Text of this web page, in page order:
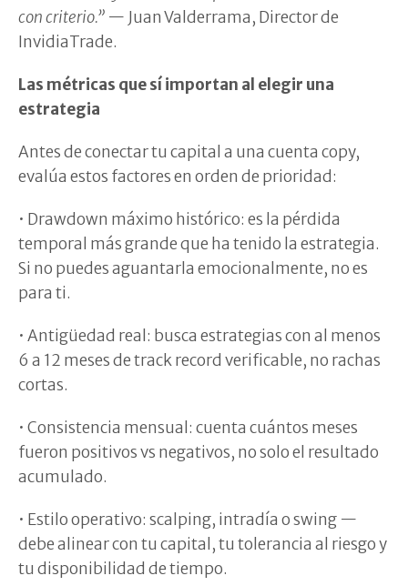
con criterio.” — Juan Valderrama, Director de
InvidiaTrade.
Las métricas que sí importan al elegir una
estrategia
Antes de conectar tu capital a una cuenta copy,
evalúa estos factores en orden de prioridad:
• Drawdown máximo histórico: es la pérdida
temporal más grande que ha tenido la estrategia.
Si no puedes aguantarla emocionalmente, no es
para ti.
• Antigüedad real: busca estrategias con al menos
6 a 12 meses de track record verificable, no rachas
cortas.
• Consistencia mensual: cuenta cuántos meses
fueron positivos vs negativos, no solo el resultado
acumulado.
• Estilo operativo: scalping, intradía o swing —
debe alinear con tu capital, tu tolerancia al riesgo y
tu disponibilidad de tiempo.